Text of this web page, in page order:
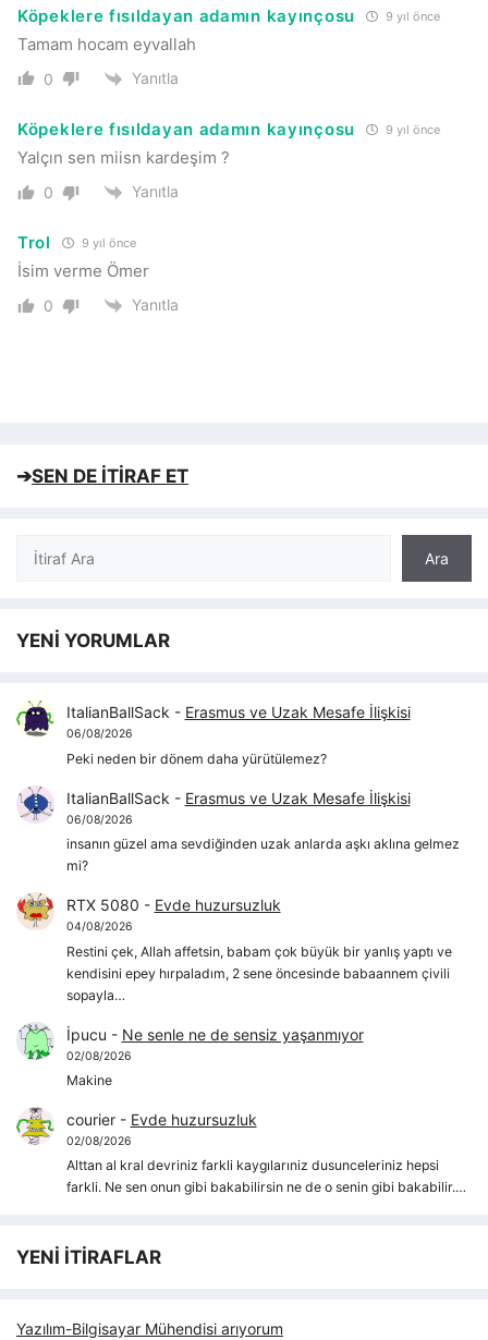
Köpeklere fısıldayan adamın kayınçosu 9 yıl önce
Tamam hocam eyvallah
0 Yanıtla
Köpeklere fısıldayan adamın kayınçosu 9 yıl önce
Yalçın sen miisn kardeşim ?
0 Yanıtla
Trol 9 yıl önce
İsim verme Ömer
0 Yanıtla
➔SEN DE İTİRAF ET
Ara
Ara
YENİ YORUMLAR
ItalianBallSack - Erasmus ve Uzak Mesafe İlişkisi
06/08/2026
Peki neden bir dönem daha yürütülemez?
ItalianBallSack - Erasmus ve Uzak Mesafe İlişkisi
06/08/2026
insanın güzel ama sevdiğinden uzak anlarda aşkı aklına gelmez
mi?
RTX 5080 - Evde huzursuzluk
04/08/2026
Restini çek, Allah affetsin, babam çok büyük bir yanlış yaptı ve
kendisini epey hırpaladım, 2 sene öncesinde babaannem çivili
sopayla…
İpucu - Ne senle ne de sensiz yaşanmıyor
02/08/2026
Makine
courier- Evde huzursuzluk
02/08/2026
Alttan al kral devriniz farkli kaygılarıniz dusunceleriniz hepsi
farkli. Ne sen onun gibi bakabilirsin ne de o senin gibi bakabilir.…
YENİ İTİRAFLAR
Yazılım-Bilgisayar Mühendisi arıyorum